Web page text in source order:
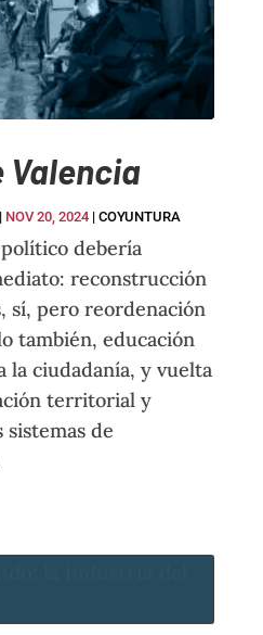
Valencia
| NOV 20, 2024| COYUNTURA
debería
reconstrucción
sí, pero reordenación
también, educación
la ciudadanía, y vuelta
territorial y
de